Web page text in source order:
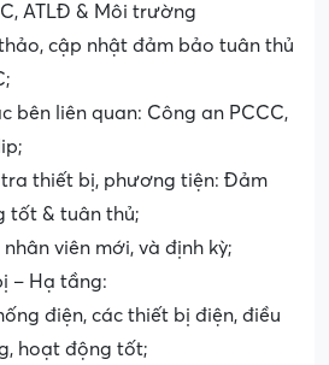
ATLĐ & Môi trường
cập nhật đảm bảo tuân thủ
bên liên quan: Công an PCCC,
tra thiết bị, phương tiện: Đảm
tốt & tuân thủ;
viên mới, và định kỳ;
– Hạ tầng:
điện, các thiết bị điện, điều
hoạt động tốt;